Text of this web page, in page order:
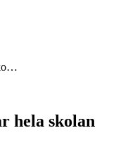
hela skolan